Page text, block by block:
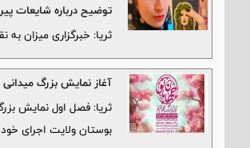
توضیح درباره شایعات
ثریا: خبرگزاری میزان
آغاز نمایش بزرگ
بوستان ولایت اجرای